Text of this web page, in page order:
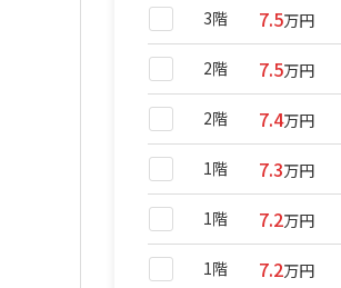
3階 7.5万円
2階 7.5万円
2階 7.4万円
1階 7.3万円
1階 7.2万円
1階 7.2万円